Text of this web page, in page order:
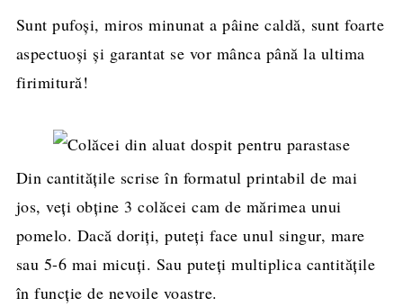
Sunt pufoși, miros minunat a pâine caldă, sunt foarte
aspectuoși și garantat se vor mânca până la ultima
firimitură!
Din cantitățile scrise în formatul printabil de mai
jos, veți obține 3 colăcei cam de mărimea unui
pomelo. Dacă doriți, puteți face unul singur, mare
sau 5-6 mai micuți. Sau puteți multiplica cantitățile
în funcție de nevoile voastre.